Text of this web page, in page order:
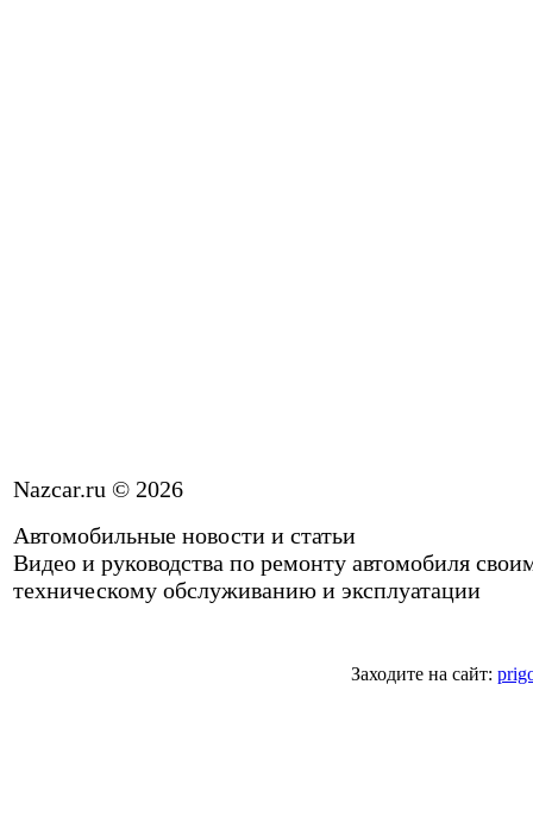
Nazcar.ru © 2026
Автомобильные новости и статьи
Видео и руководства по ремонту автомобиля
техническому обслуживанию и эксплуатации
Заходите на сайт: